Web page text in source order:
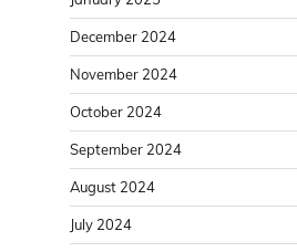
December 2024
November 2024
October 2024
September 2024
August 2024
July 2024